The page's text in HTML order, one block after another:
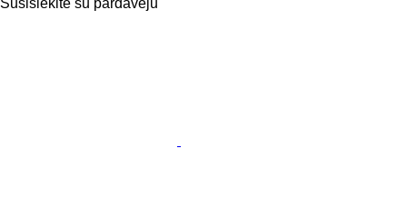
Susisiekite su pardavėju